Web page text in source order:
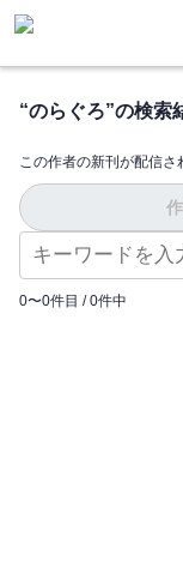
“のらぐろ”の検索
この作者の新刊が配信さ
0〜0件目 / 0件中